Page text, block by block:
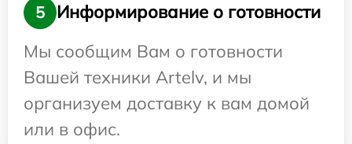
5
Информирование о готовности
Мы сообщим Вам о готовности
Вашей техники Artelv, и мы
организуем доставку к вам домой
или в офис.